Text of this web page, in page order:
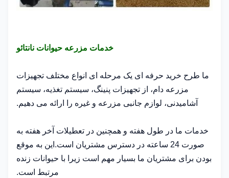
خدمات مزرعه حیوانات نانتائو
ما طرح خرید حرفه ای یک مرحله ای انواع مختلف تجهیزات
مزرعه دام، از تجهیزات پنینگ، سیستم تغذیه، سیستم
آشامیدنی، لوازم جانبی مزرعه و غیره را ارائه می دهیم.
خدمات ما در طول هفته و همچنین در تعطیلات آخر هفته به
صورت 24 ساعته در دسترس مشتریان است.این به موقع
بودن برای مشتریان ما بسیار مهم است زیرا با حیوانات زنده
مرتبط است.